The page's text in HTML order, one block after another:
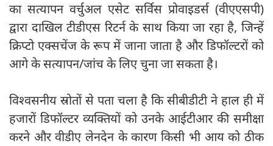
का सत्यापन वर्चुअल एसेट सर्विस प्रोवाइडर्स (वीएएसपी)
द्वारा दाखिल टीडीएस रिटर्न के साथ किया जा रहा है, जिन्हें
क्रिप्टो एक्सचेंज के रूप में जाना जाता है और डिफॉल्टरों को
आगे के सत्यापन/जांच के लिए चुना जा सकता है।
विश्वसनीय स्रोतों से पता चला है कि सीबीडीटी ने हाल ही में
हजारों डिफॉल्टर व्यक्तियों को उनके आईटीआर की समीक्षा
करने और वीडीए लेनदेन के कारण किसी भी आय को ठीक